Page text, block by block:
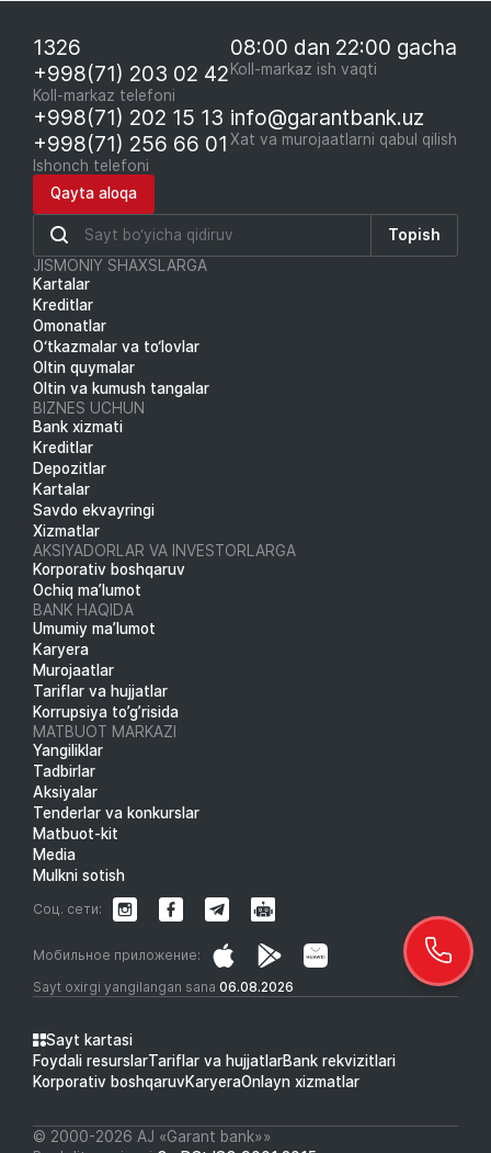
1326
+998(71) 203 02 42
Koll-markaz telefoni
08:00 dan 22:00 gacha
Koll-markaz ish vaqti
+998(71) 202 15 13
+998(71) 256 66 01
Ishonch telefoni
info@garantbank.uz
Xat va murojaatlarni qabul qilish
Qayta aloqa
Topish
JISMONIY SHAXSLARGA
Kartalar
Kreditlar
Omonatlar
O‘tkazmalar va to‘lovlar
Oltin quymalar
Oltin va kumush tangalar
BIZNES UCHUN
Bank xizmati
Kreditlar
Depozitlar
Kartalar
Savdo ekvayringi
Xizmatlar
AKSIYADORLAR VA INVESTORLARGA
Korporativ boshqaruv
Ochiq ma’lumot
BANK HAQIDA
Umumiy ma’lumot
Karyera
Murojaatlar
Tariflar va hujjatlar
Korrupsiya to’g’risida
MATBUOT MARKAZI
Yangiliklar
Tadbirlar
Aksiyalar
Tenderlar va konkurslar
Matbuot-kit
Media
Mulkni sotish
Sayt oxirgi yangilangan sana 06.08.2026
Мобильное приложение:
Соц. сети:
Sayt kartasi
Foydali resurslarTariflar va hujjatlarBank rekvizitlari
Korporativ boshqaruvKaryeraOnlayn xizmatlar
© 2000-2026 АJ «Garant bank»»